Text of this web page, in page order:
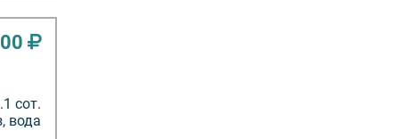
1 сот.
вода